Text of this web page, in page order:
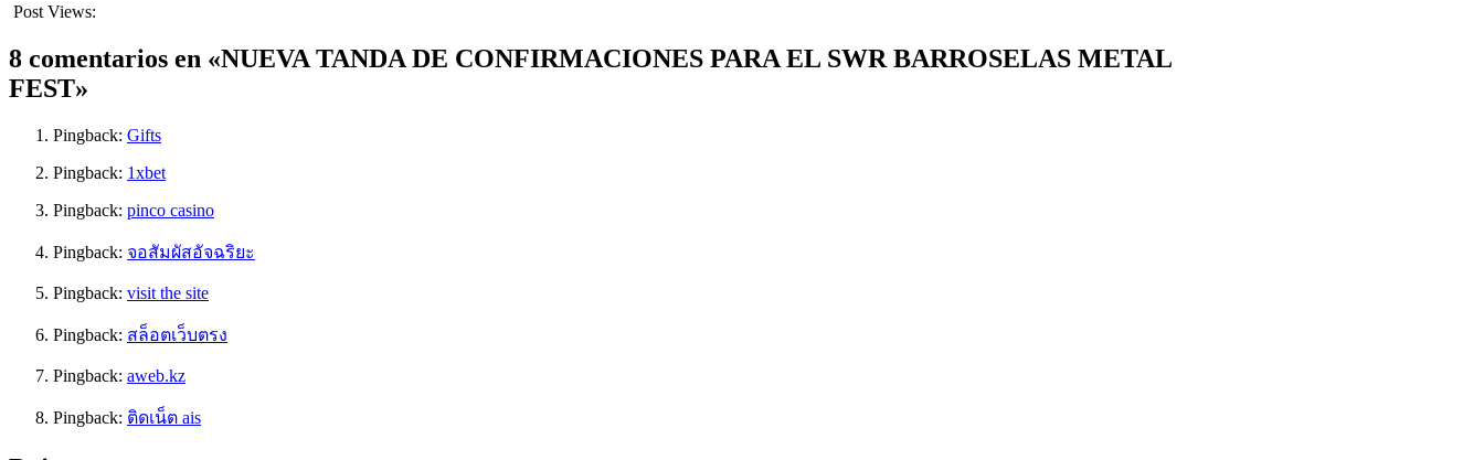
Post Views:
8 comentarios en «NUEVA TANDA DE CONFIRMACIONES PARA EL SWR BARROSELAS METAL
FEST»
Pingback: Gifts
Pingback: 1xbet
Pingback: pinco casino
Pingback: จอสัมผัสอัจฉริยะ
Pingback: visit the site
Pingback: สล็อตเว็บตรง
Pingback: aweb.kz
Pingback: ติดเน็ต ais